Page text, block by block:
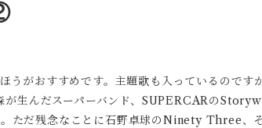
うがおすすめです。主題歌も入っているの
んだスーパーバンド、SUPERCARの
だ残念なことに石野卓球のNinety Three、